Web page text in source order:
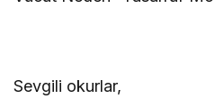
Sevgili okurlar,